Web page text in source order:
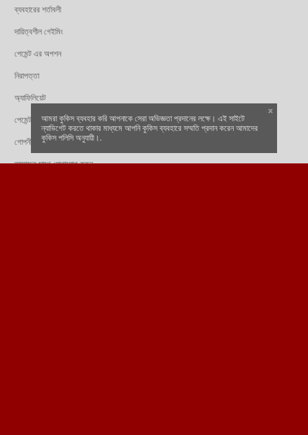
ব্যবহারের শর্তাবলী
দায়িত্বশীল গেইমিং
পেমেন্ট এর অপশন
নিরাপত্তা
অ্যাফিলিয়েট
পেমেন্ট পার্টনার
গোপনীয়তা সম্পর্কিত নীতিমালা
আমাদের সাথে যোগাযোগ করুন
আমরা কুকিস ব্যবহার করি আপনাকে সেরা অভিজ্ঞতা প্রদানের লক্ষে। এই সাইটে
ন্যাভিগেট করতে থাকার মাধ্যমে আপনি কুকিস ব্যবহারে সম্মতি প্রদান করেন আমাদের
কুকিস পলিসি অনুযায়ী।.
x